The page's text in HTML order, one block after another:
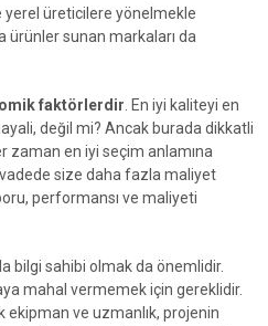
yerel üreticilere yönelmekle
ürünler sunan markaları da
faktörlerdir . En iyi kaliteyi en
değil mi? Ancak burada dikkatli
zaman en iyi seçim anlamına
size daha fazla maliyet
performansı ve maliyeti
bilgi sahibi olmak da önemlidir.
mahal vermemek için gereklidir.
ekipman ve uzmanlık, projenin